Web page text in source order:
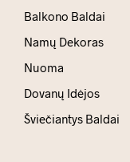
Balkono Baldai
Namų Dekoras
Nuoma
Dovanų Idėjos
Šviečiantys Baldai